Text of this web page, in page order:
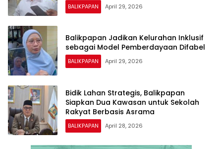
BALIKPAPAN April 29, 2026
Balikpapan Jadikan Kelurahan Inklusif
sebagai Model Pemberdayaan Difabel
BALIKPAPAN April 29, 2026
Bidik Lahan Strategis, Balikpapan
Siapkan Dua Kawasan untuk Sekolah
Rakyat Berbasis Asrama
BALIKPAPAN April 28, 2026